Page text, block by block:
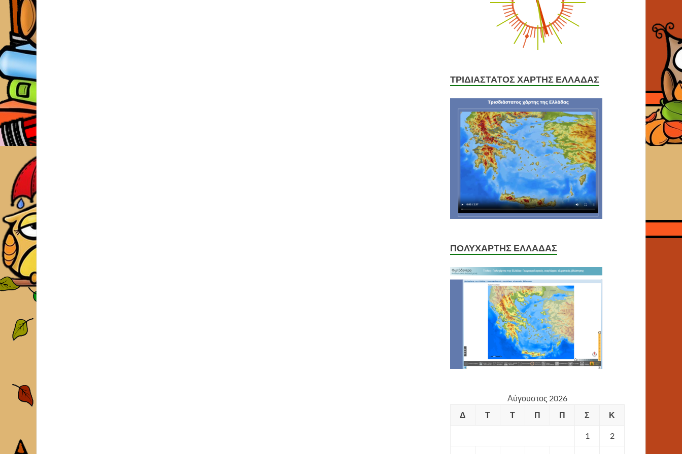
ΤΡΙΔΙΑΣΤΑΤΟΣ ΧΑΡΤΗΣ ΕΛΛΑΔΑΣ
ΠΟΛΥΧΑΡΤΗΣ ΕΛΛΑΔΑΣ
Αύγουστος 2026
Δ
Τ Τ Π Π Σ Κ
1 2